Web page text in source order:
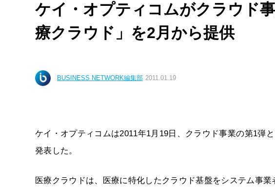
ケイ・オプティコムがクラウド
療クラウド」を2月から提供
BUSINESS NETWORK編集部 2011.01.19
ケイ・オプティコムは2011年1月19日、クラウド事業の第1弾
発表した。
医療クラウドは、医療に特化したクラウド基盤をシステム事